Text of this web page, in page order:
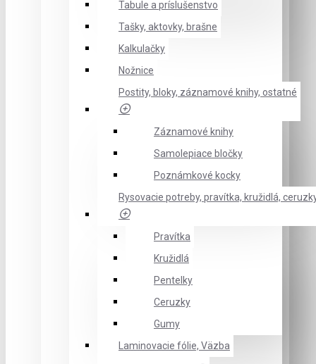
Tabule a príslušenstvo
Tašky, aktovky, brašne
Kalkulačky
Nožnice
Postity, bloky, záznamové knihy, ostatné
Záznamové knihy
Samolepiace bločky
Poznámkové kocky
Rysovacie potreby, pravítka, kružidlá,
Pravítka
Kružidlá
Pentelky
Ceruzky
Gumy
Laminovacie fólie, Väzba